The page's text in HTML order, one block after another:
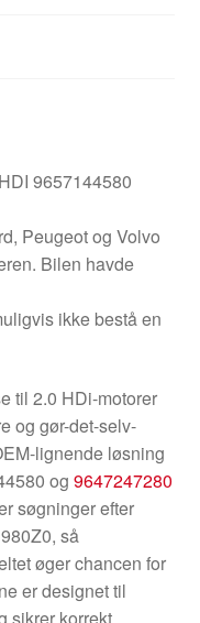
9657144580
Peugeot og Volvo
Bilen havde
ikke bestå en
til 2.0 HDi-motorer
og gør-det-selv-
lignende løsning
og 9647247280
søgninger efter
så
øger chancen for
er designet til